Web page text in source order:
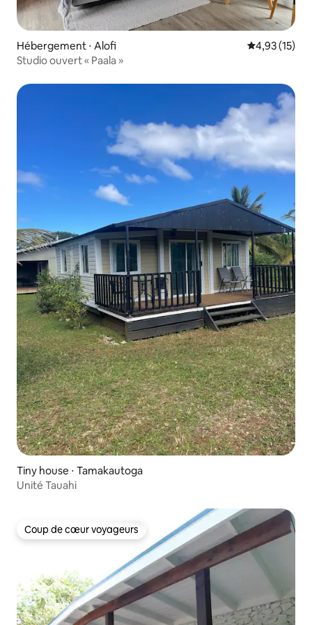
Hébergement ⋅ Alofi Évaluation
4,93 (15)
Studio ouvert « Paala »
Tiny house ⋅ Tamakautoga
Unité Tauahi
Coup de cœur voyageurs
Coup de cœur voyageurs